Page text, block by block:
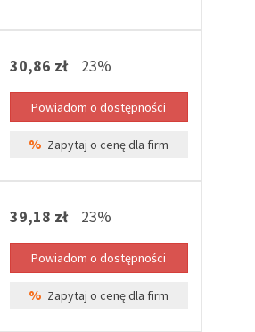
30,86 zł 23%
% Zapytaj o cenę dla firm
39,18 zł 23%
% Zapytaj o cenę dla firm